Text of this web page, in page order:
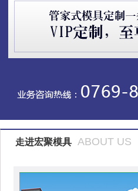
走进宏聚模具 ABOUT US